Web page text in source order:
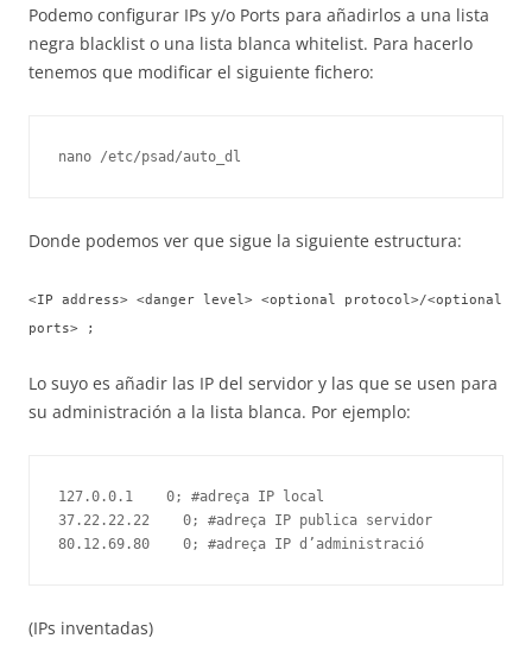
Podemo configurar IPs y/o Ports para añadirlos a una lista
negra blacklist o una lista blanca whitelist. Para hacerlo
tenemos que modificar el siguiente fichero:
nano /etc/psad/auto_dl
Donde podemos ver que sigue la siguiente estructura:
<IP address> <danger level> <optional protocol>/<optional
ports> ;
Lo suyo es añadir las IP del servidor y las que se usen para
su administración a la lista blanca. Por ejemplo:
127.0.0.1    0; #adreça IP local
37.22.22.22    0; #adreça IP publica servidor
(IPs inventadas)